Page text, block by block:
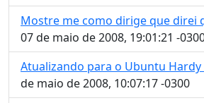
Mostre me como dirige que direi
07 de maio de 2008, 19:01:21 -
Atualizando para o Ubuntu
de maio de 2008, 10:07:17 -0300